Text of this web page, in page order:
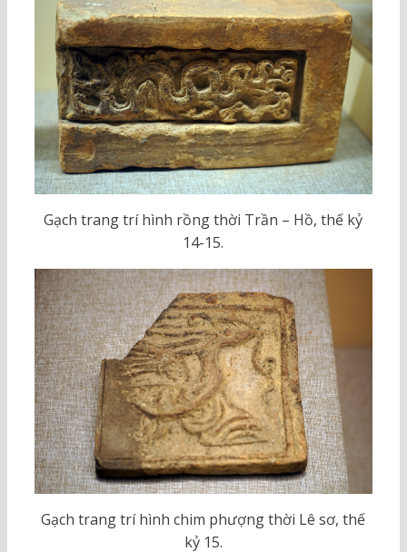
Gạch trang trí hình rồng thời Trần – Hồ, thế kỷ
14-15.
Gạch trang trí hình chim phượng thời Lê sơ, thế
kỷ 15.